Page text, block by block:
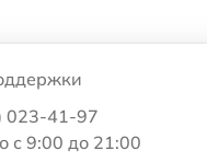
023-41-97
с 9:00 до 21:00